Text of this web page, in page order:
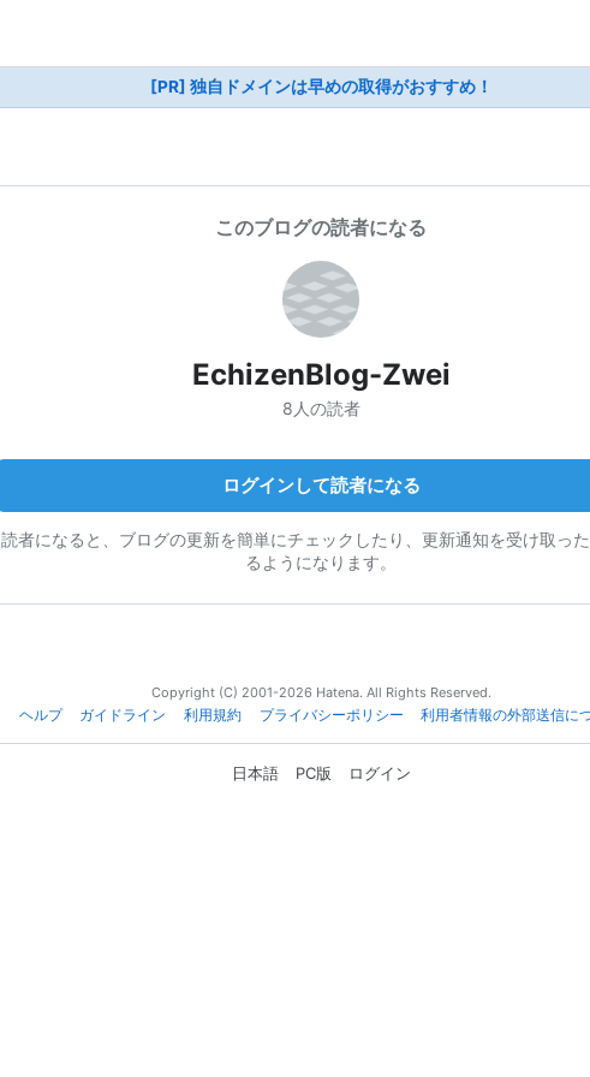
[PR] 独自ドメインは早めの取得がおすすめ！
このブログの読者になる
EchizenBlog-Zwei
8人の読者
ログインして読者になる
読者になると、ブログの更新を簡単にチェックしたり、更新通知を受け取っ
るようになります。
Copyright (C) 2001-2026 Hatena. All Rights Reserved.
ヘルプ
ガイドライン 利用規約 プライバシーポリシー 利用者情報の外部送信に
日本語 PC版 ログイン